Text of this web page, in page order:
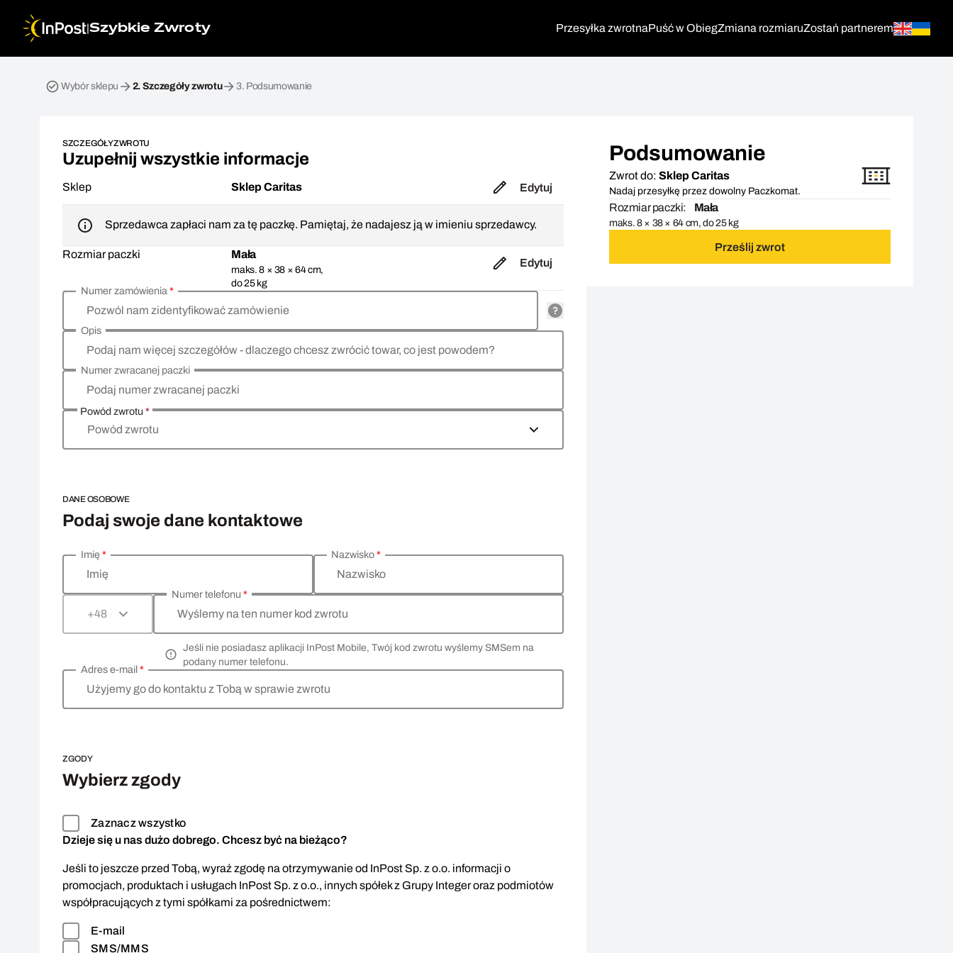
|Szybkie Zwroty Przesyłka zwrotnaPuść w ObiegZmiana rozmiaruZostań partnerem
Wybór sklepu 2. Szczegóły zwrotu 3. Podsumowanie
SZCZEGÓŁY ZWROTU
Uzupełnij wszystkie informacje
Sklep Sklep Caritas Edytuj
Sprzedawca zapłaci nam za tę paczkę. Pamiętaj, że nadajesz ją w imieniu sprzedawcy.
Rozmiar paczki Mała
maks. 8 × 38 × 64 cm,
do 25 kg
Edytuj
Pozwól nam zidentyfikować zamówienie
Numer zamówienia*
Podaj nam więcej szczegółów - dlaczego chcesz zwrócić towar, co jest powodem?
Opis
Podaj numer zwracanej paczki
Numer zwracanej paczki
Powód zwrotu*
Powód zwrotu
DANE OSOBOWE
Podaj swoje dane kontaktowe
Wprowadź swoje dane osobowe
Imię
Imię*
Nazwisko
Nazwisko*
+48 Wyślemy na ten numer kod zwrotu
Numer telefonu *
Jeśli nie posiadasz aplikacji InPost Mobile, Twój kod zwrotu wyślemy SMSem na
podany numer telefonu.
Użyjemy go do kontaktu z Tobą w sprawie zwrotu
Adres e-mail *
ZGODY
Wybierz zgody
Zaznacz wszystko
Dzieje się u nas dużo dobrego. Chcesz być na bieżąco?
Jeśli to jeszcze przed Tobą, wyraź zgodę na otrzymywanie od InPost Sp. z o.o. informacji o
promocjach, produktach i usługach InPost Sp. z o.o., innych spółek z Grupy Integer oraz podmiotów
współpracujących z tymi spółkami za pośrednictwem:
E-mail
SMS/MMS
Podsumowanie
Zwrot do: Sklep Caritas
Nadaj przesyłkę przez dowolny Paczkomat.
Rozmiar paczki: Mała
maks. 8 × 38 × 64 cm, do 25 kg
Prześlij zwrot